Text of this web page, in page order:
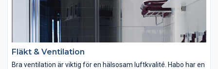
Fläkt & Ventilation
Bra ventilation är viktig för en hälsosam luftkvalité. Habo har en